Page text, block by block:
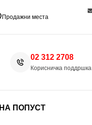
Продажни места
02 312 2708
Корисничка поддршка
НА ПОПУСТ